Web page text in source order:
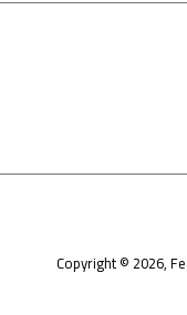
Copyright © 2026,